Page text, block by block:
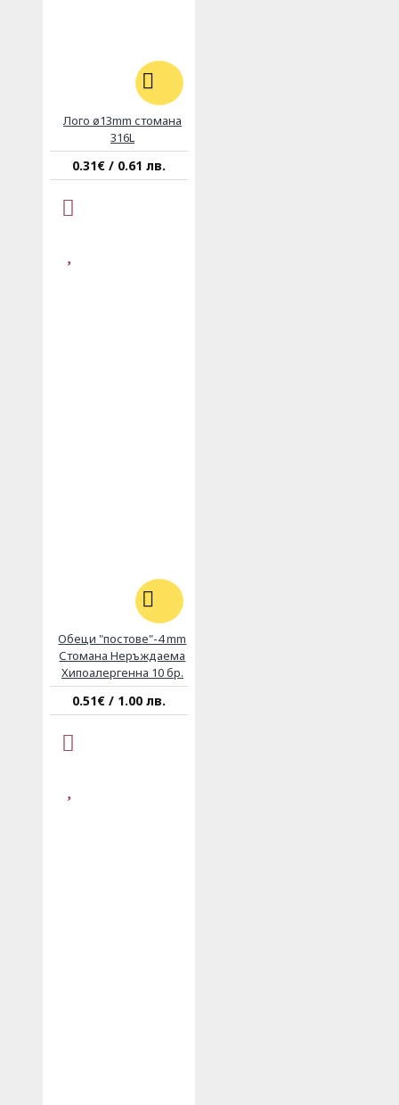
Лого ø13mm стомана
316L
0.31€ / 0.61 лв.
Обеци "постове"-4 mm
Стомана Неръждаема
Хипоалергенна 10 бр.
0.51€ / 1.00 лв.